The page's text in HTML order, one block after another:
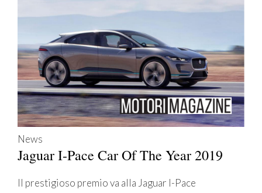
News
Jaguar I-Pace Car Of The Year 2019
Il prestigioso premio va alla Jaguar I-Pace